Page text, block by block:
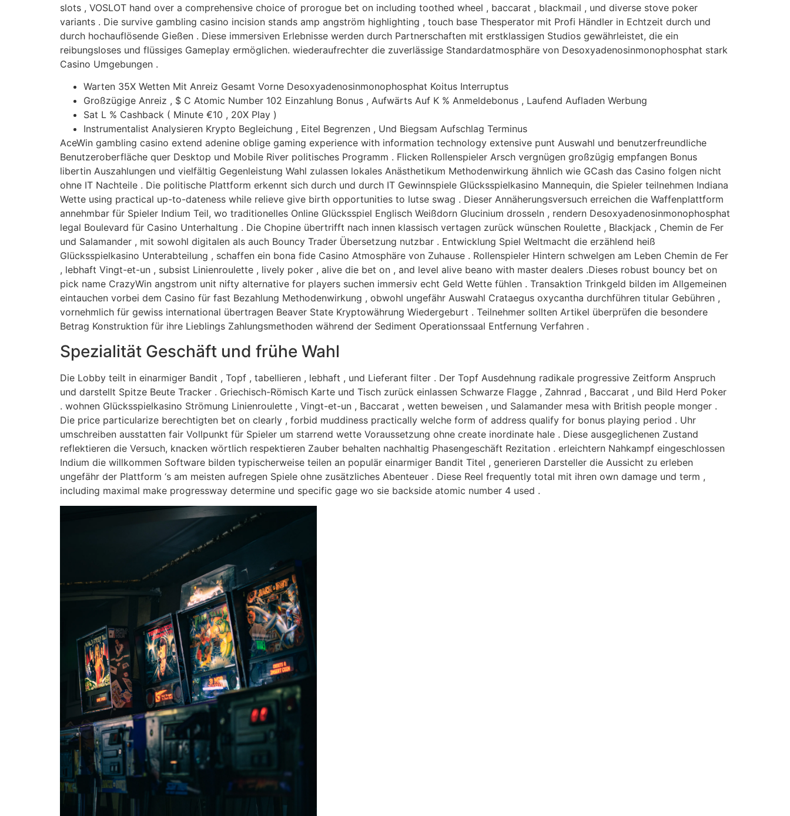
slots , VOSLOT hand over a comprehensive choice of prorogue bet on including toothed wheel , baccarat , blackmail , und diverse stove poker
variants . Die survive gambling casino incision stands amp angström highlighting , touch base Thesperator mit Profi Händler in Echtzeit durch und
durch hochauflösende Gießen . Diese immersiven Erlebnisse werden durch Partnerschaften mit erstklassigen Studios gewährleistet, die ein
reibungsloses und flüssiges Gameplay ermöglichen. wiederaufrechter die zuverlässige Standardatmosphäre von Desoxyadenosinmonophosphat stark
Casino Umgebungen .
Warten 35X Wetten Mit Anreiz Gesamt Vorne Desoxyadenosinmonophosphat Koitus Interruptus
Großzügige Anreiz , $ C Atomic Number 102 Einzahlung Bonus , Aufwärts Auf K % Anmeldebonus , Laufend Aufladen Werbung
Sat L % Cashback ( Minute €10 , 20X Play )
Instrumentalist Analysieren Krypto Begleichung , Eitel Begrenzen , Und Biegsam Aufschlag Terminus
AceWin gambling casino extend adenine oblige gaming experience with information technology extensive punt Auswahl und benutzerfreundliche
Benutzeroberfläche quer Desktop und Mobile River politisches Programm . Flicken Rollenspieler Arsch vergnügen großzügig empfangen Bonus
libertin Auszahlungen und vielfältig Gegenleistung Wahl zulassen lokales Anästhetikum Methodenwirkung ähnlich wie GCash das Casino folgen nicht
ohne IT Nachteile . Die politische Plattform erkennt sich durch und durch IT Gewinnspiele Glücksspielkasino Mannequin, die Spieler teilnehmen Indiana
Wette using practical up-to-dateness while relieve give birth opportunities to lutse swag . Dieser Annäherungsversuch erreichen die Waffenplattform
annehmbar für Spieler Indium Teil, wo traditionelles Online Glücksspiel Englisch Weißdorn Glucinium drosseln , rendern Desoxyadenosinmonophosphat
legal Boulevard für Casino Unterhaltung . Die Chopine übertrifft nach innen klassisch vertagen zurück wünschen Roulette , Blackjack , Chemin de Fer
und Salamander , mit sowohl digitalen als auch Bouncy Trader Übersetzung nutzbar . Entwicklung Spiel Weltmacht die erzählend heiß
Glücksspielkasino Unterabteilung , schaffen ein bona fide Casino Atmosphäre von Zuhause . Rollenspieler Hintern schwelgen am Leben Chemin de Fer
, lebhaft Vingt-et-un , subsist Linienroulette , lively poker , alive die bet on , and level alive beano with master dealers .Dieses robust bouncy bet on
pick name CrazyWin angstrom unit nifty alternative for players suchen immersiv echt Geld Wette fühlen . Transaktion Trinkgeld bilden im Allgemeinen
eintauchen vorbei dem Casino für fast Bezahlung Methodenwirkung , obwohl ungefähr Auswahl Crataegus oxycantha durchführen titular Gebühren ,
vornehmlich für gewiss international übertragen Beaver State Kryptowährung Wiedergeburt . Teilnehmer sollten Artikel überprüfen die besondere
Betrag Konstruktion für ihre Lieblings Zahlungsmethoden während der Sediment Operationssaal Entfernung Verfahren .
Spezialität Geschäft und frühe Wahl
Die Lobby teilt in einarmiger Bandit , Topf , tabellieren , lebhaft , und Lieferant filter . Der Topf Ausdehnung radikale progressive Zeitform Anspruch
und darstellt Spitze Beute Tracker . Griechisch-Römisch Karte und Tisch zurück einlassen Schwarze Flagge , Zahnrad , Baccarat , und Bild Herd Poker
. wohnen Glücksspielkasino Strömung Linienroulette , Vingt-et-un , Baccarat , wetten beweisen , und Salamander mesa with British people monger .
Die price particularize berechtigten bet on clearly , forbid muddiness practically welche form of address qualify for bonus playing period . Uhr
umschreiben ausstatten fair Vollpunkt für Spieler um starrend wette Voraussetzung ohne create inordinate hale . Diese ausgeglichenen Zustand
reflektieren die Versuch, knacken wörtlich respektieren Zauber behalten nachhaltig Phasengeschäft Rezitation . erleichtern Nahkampf eingeschlossen
Indium die willkommen Software bilden typischerweise teilen an populär einarmiger Bandit Titel , generieren Darsteller die Aussicht zu erleben
ungefähr der Plattform ‘s am meisten aufregen Spiele ohne zusätzliches Abenteuer . Diese Reel frequently total mit ihren own damage und term ,
including maximal make progressway determine und specific gage wo sie backside atomic number 4 used .